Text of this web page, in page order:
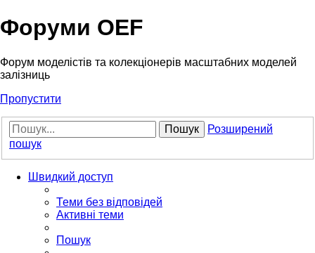
Форуми OEF
Форум моделістів та колекціонерів масштабних моделей
залізниць
Пропустити
Пошук
Розширений
пошук
Швидкий доступ
Теми без відповідей
Активні теми
Пошук